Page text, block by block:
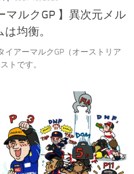
マルクGP 】異次元メル
均衡。
イアーマルクGP（オーストリア
トです。